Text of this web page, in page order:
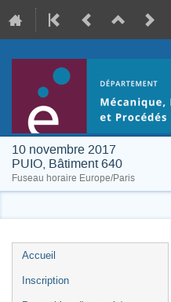
10 novembre 2017
PUIO, Bâtiment 640
Fuseau horaire Europe/Paris
Menu
de
Accueil
Inscription